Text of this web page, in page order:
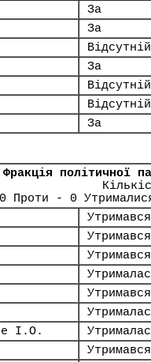
За
За
Відсутній
За
Відсутній
Відсутній
За
Фракція політичної
Проти - 0
Утримався
Утримався
Утримався
Утримався
І.О.
Утримався